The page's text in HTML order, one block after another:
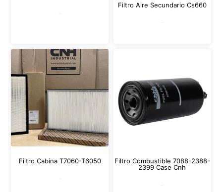
Filtro Aire Secundario Cs660
Filtro Cabina T7060-T6050
Filtro Combustible 7088-2388-
2399 Case Cnh